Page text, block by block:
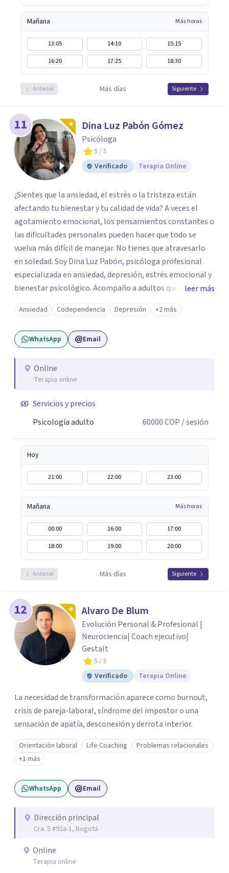
Mañana Más horas
13:05 14:10
15:15
16:20
17:25 18:30
Anterior Más días Siguiente
11 Dina Luz Pabón Gómez
Psicóloga
5 / 5
Verificado
Terapia Online
¿Sientes que la ansiedad, el estrés o la tristeza están
afectando tu bienestar y tu calidad de vida? A veces el
agotamiento emocional, los pensamientos constantes o
las dificultades personales pueden hacer que todo se
vuelva más difícil de manejar. No tienes que atravesarlo
en soledad. Soy Dina Luz Pabón, psicóloga profesional
especializada en ansiedad, depresión, estrés emocional y
bienestar psicológico. Acompaño a adultos que buscan
comprender lo que están viviendo, fortalecer su
autoestima y recuperar el equilibrio emocional a través
de un espacio terapéutico seguro, empático y libre de
juicios. Trabajo desde un enfoque basado en la Psicología
malestar, sino también a potenciar tus recursos
personales, desarrollar resiliencia y generar cambios
leer más
Ansiedad Codependencia Depresión +2 más
WhatsApp Email
Online
Terapia online
Servicios y precios
Psicología adulto
60000COP / sesión
Hoy
21:00 22:00 23:00
Mañana Más horas
00:00 16:00
17:00
18:00
19:00 20:00
Anterior Más días Siguiente
12 Alvaro De Blum
Evolución Personal & Profesional |
Neurociencia| Coach ejecutivo|
Gestalt
5 / 5
Verificado
Terapia Online
La necesidad de transformación aparece como burnout,
crisis de pareja-laboral, síndrome del impostor o una
sensación de apatía, desconexión y derrota interior.
Orientación laboral Life Coaching
Problemas relacionales
+1 más
WhatsApp Email
Dirección principal
Cra. 5 #92a-1, Bogotá
Online
Terapia online